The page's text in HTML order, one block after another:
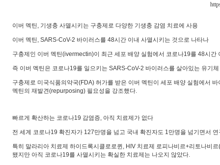
이버 멕틴, 기생충 사멸시키는 구충제로 다양한 기생충 감염 치료에 사용
이버 멕틴, SARS-CoV-2 바이러스를 48시간 이내 사멸시키는 것으로 나타나
구충제인 이버 멕틴(ivermectin)이 최근 세포 배양 실험에서 코로나19를 48시간
즉 이버 멕틴은 코로나19를 일으키는 SARS-CoV-2 바이러스를 살아있는 유기
구충제로 미국식품의약국(FDA) 허가를 받은 이버 멕틴이 세포 배양 실험에서
멕틴의 재발견(repurposing) 필요성을 강조했다.
빠르게 확산하는 코로나19 감염증, 아직 치료제가 없다
전 세계 코로나19 확진자가 127만명을 넘고 국내 확진자도 1만명을 넘기면서
특히 말라리아 치료제 하이드록시클로로퀸, HIV 치료제 로피나비르+리토나비
됐지만 아직 코로나19를 사멸시키는 확실한 치료제는 나오지 않았다.